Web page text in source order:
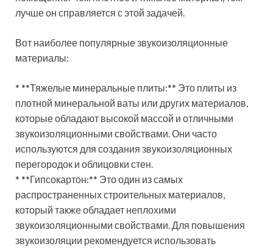
лучше он справляется с этой задачей.
Вот наиболее популярные звукоизоляционные
материалы:
* **Тяжелые минеральные плиты:** Это плиты из
плотной минеральной ваты или других материалов,
которые обладают высокой массой и отличными
звукоизоляционными свойствами. Они часто
используются для создания звукоизоляционных
перегородок и облицовки стен.
* **Гипсокартон:** Это один из самых
распространенных строительных материалов,
который также обладает неплохими
звукоизоляционными свойствами. Для повышения
звукоизоляции рекомендуется использовать